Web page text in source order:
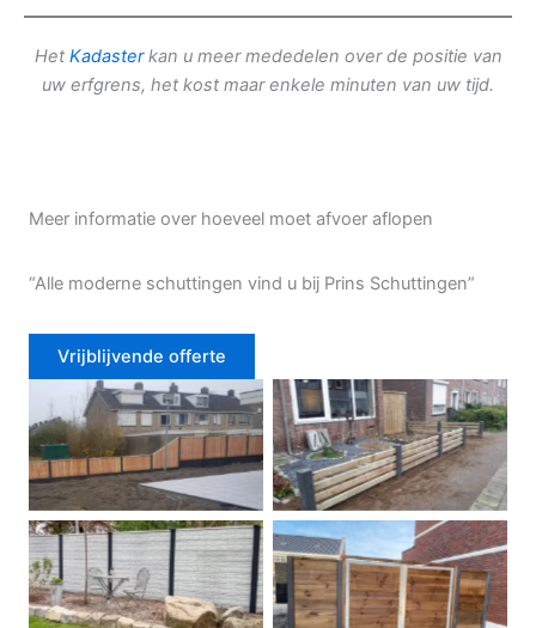
Het Kadasterkan u meer mededelen over de positie van
uw erfgrens, het kost maar enkele minuten van uw tijd.
Meer informatie over hoeveel moet afvoer aflopen
“Alle moderne schuttingen vind u bij Prins Schuttingen”
Vrijblijvende offerte
Douglas schutting Tuinhek voortuin
Betonschutting
Dubbele poort